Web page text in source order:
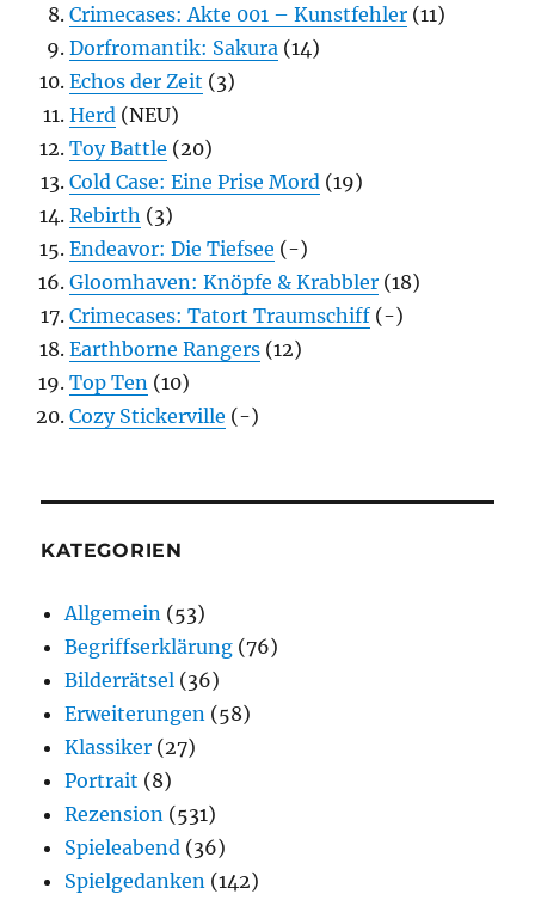
Crimecases: Akte 001 – Kunstfehler (11)
Dorfromantik: Sakura (14)
Echos der Zeit (3)
Herd (NEU)
Toy Battle (20)
Cold Case: Eine Prise Mord (19)
Rebirth (3)
Endeavor: Die Tiefsee (-)
Gloomhaven: Knöpfe & Krabbler (18)
Crimecases: Tatort Traumschiff (-)
Earthborne Rangers (12)
Top Ten (10)
Cozy Stickerville (-)
KATEGORIEN
Allgemein (53)
Begriffserklärung (76)
Bilderrätsel (36)
Erweiterungen (58)
Klassiker (27)
Portrait (8)
Rezension (531)
Spieleabend (36)
Spielgedanken (142)